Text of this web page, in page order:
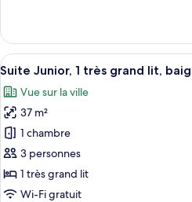
Suite
Junior,
baignoire
Afficher
toutes
les
photos
pour
ce
type
de
9
Suite Junior, 1 très grand lit,
Vue sur la ville
37 m²
1 chambre
3 personnes
1 très grand lit
Wi-Fi gratuit